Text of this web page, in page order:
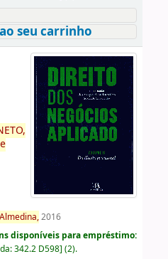
seu carrinho
Almedina,2016
disponíveis para empréstimo:
342.2 D598] (2).